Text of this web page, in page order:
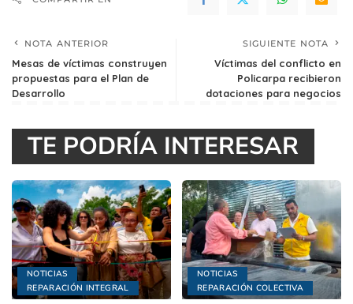
NOTA ANTERIOR
Mesas de víctimas construyen
propuestas para el Plan de
Desarrollo
SIGUIENTE NOTA
Víctimas del conflicto en
Policarpa recibieron
dotaciones para negocios
TE PODRÍA INTERESAR
NOTICIAS
REPARACIÓN INTEGRAL
NOTICIAS
REPARACIÓN COLECTIVA